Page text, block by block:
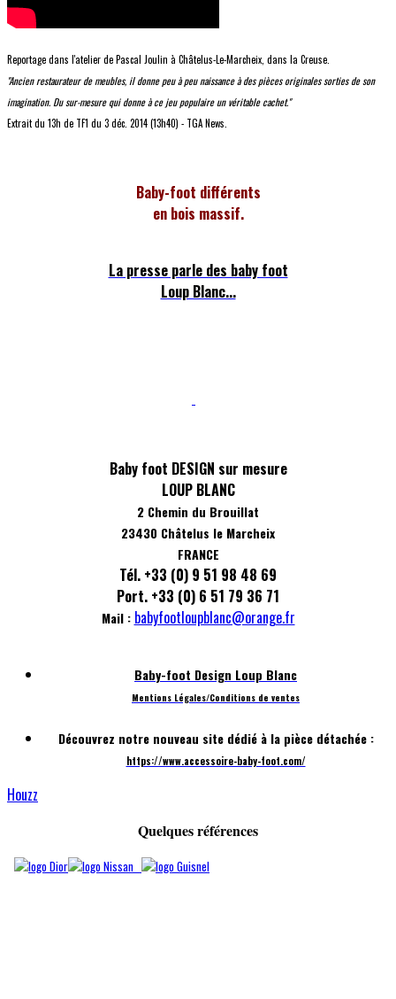
Reportage dans l'atelier de Pascal Joulin à Châtelus-Le-Marcheix, dans la Creuse.
"Ancien restaurateur de meubles, il donne peu à peu naissance à des pièces originales sorties de son
imagination. Du sur-mesure qui donne à ce jeu populaire un véritable cachet."
Extrait du 13h de TF1 du 3 déc. 2014 (13h40) - TGA News.
Baby-foot différents
en bois massif.
La presse parle des baby foot
Loup Blanc...
Baby foot DESIGN sur mesure
LOUP BLANC
2 Chemin du Brouillat
23430 Châtelus le Marcheix
FRANCE
Tél. +33 (0) 9 51 98 48 69
Port. +33 (0) 6 51 79 36 71
Mail : babyfootloupblanc@orange.fr
Baby-foot Design Loup Blanc
Mentions Légales/Conditions de ventes
Découvrez notre nouveau site dédié à la pièce détachée :
https://www.accessoire-baby-foot.com/
Houzz
Quelques références